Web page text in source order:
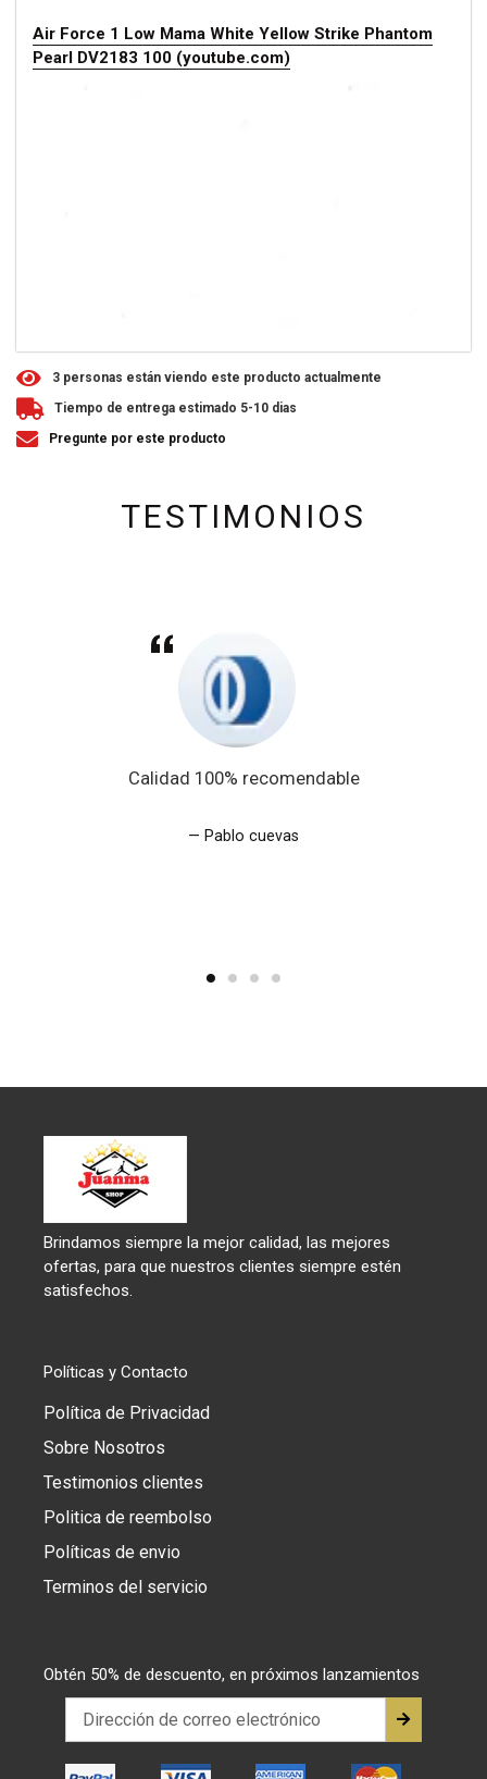
Air Force 1 Low Mama White Yellow Strike Phantom
Pearl DV2183 100 (youtube.com)
3 personas están viendo este producto actualmente
Tiempo de entrega estimado 5-10 dias
Pregunte por este producto
TESTIMONIOS
Calidad 100% recomendable
Pablo cuevas
Brindamos siempre la mejor calidad, las mejores
ofertas, para que nuestros clientes siempre estén
satisfechos.
Políticas y Contacto
Política de Privacidad
Sobre Nosotros
Testimonios clientes
Politica de reembolso
Políticas de envio
Terminos del servicio
Obtén 50% de descuento, en próximos lanzamientos